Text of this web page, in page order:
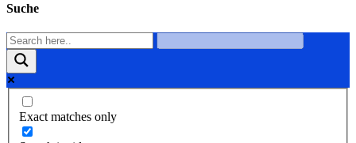
Suche
Exact matches only